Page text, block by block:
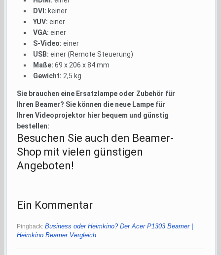
DVI: keiner
YUV: einer
VGA: einer
S-Video: einer
USB: einer (Remote Steuerung)
Maße: 69 x 206 x 84 mm
Gewicht: 2,5 kg
Sie brauchen eine Ersatzlampe oder Zubehör für
Ihren Beamer? Sie können die neue Lampe für
Ihren Videoprojektor hier bequem und günstig
bestellen:
Besuchen Sie auch den Beamer-
Shop mit vielen günstigen
Angeboten!
Ein Kommentar
Pingback:Business oder Heimkino? Der Acer P1303 Beamer |
Heimkino Beamer Vergleich